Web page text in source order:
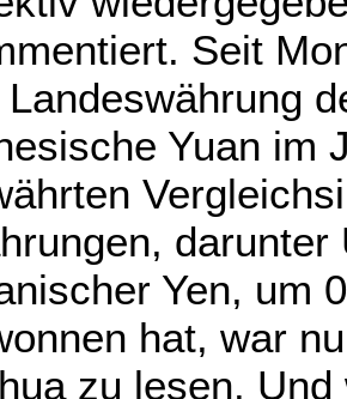
Seit
Landeswährung
Yuan im
darunter
Yen, um
hat, war
zu lesen.